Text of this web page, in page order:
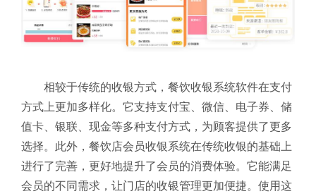
相较于传统的收银方式，餐饮收银系统软件在支付
方式上更加多样化。它支持支付宝、微信、电子券、储
值卡、银联、现金等多种支付方式，为顾客提供了更多
选择。此外，餐饮店会员收银系统在传统收银的基础上
进行了完善，更好地提升了会员的消费体验。它能满足
会员的不同需求，让门店的收银管理更加便捷。使用这